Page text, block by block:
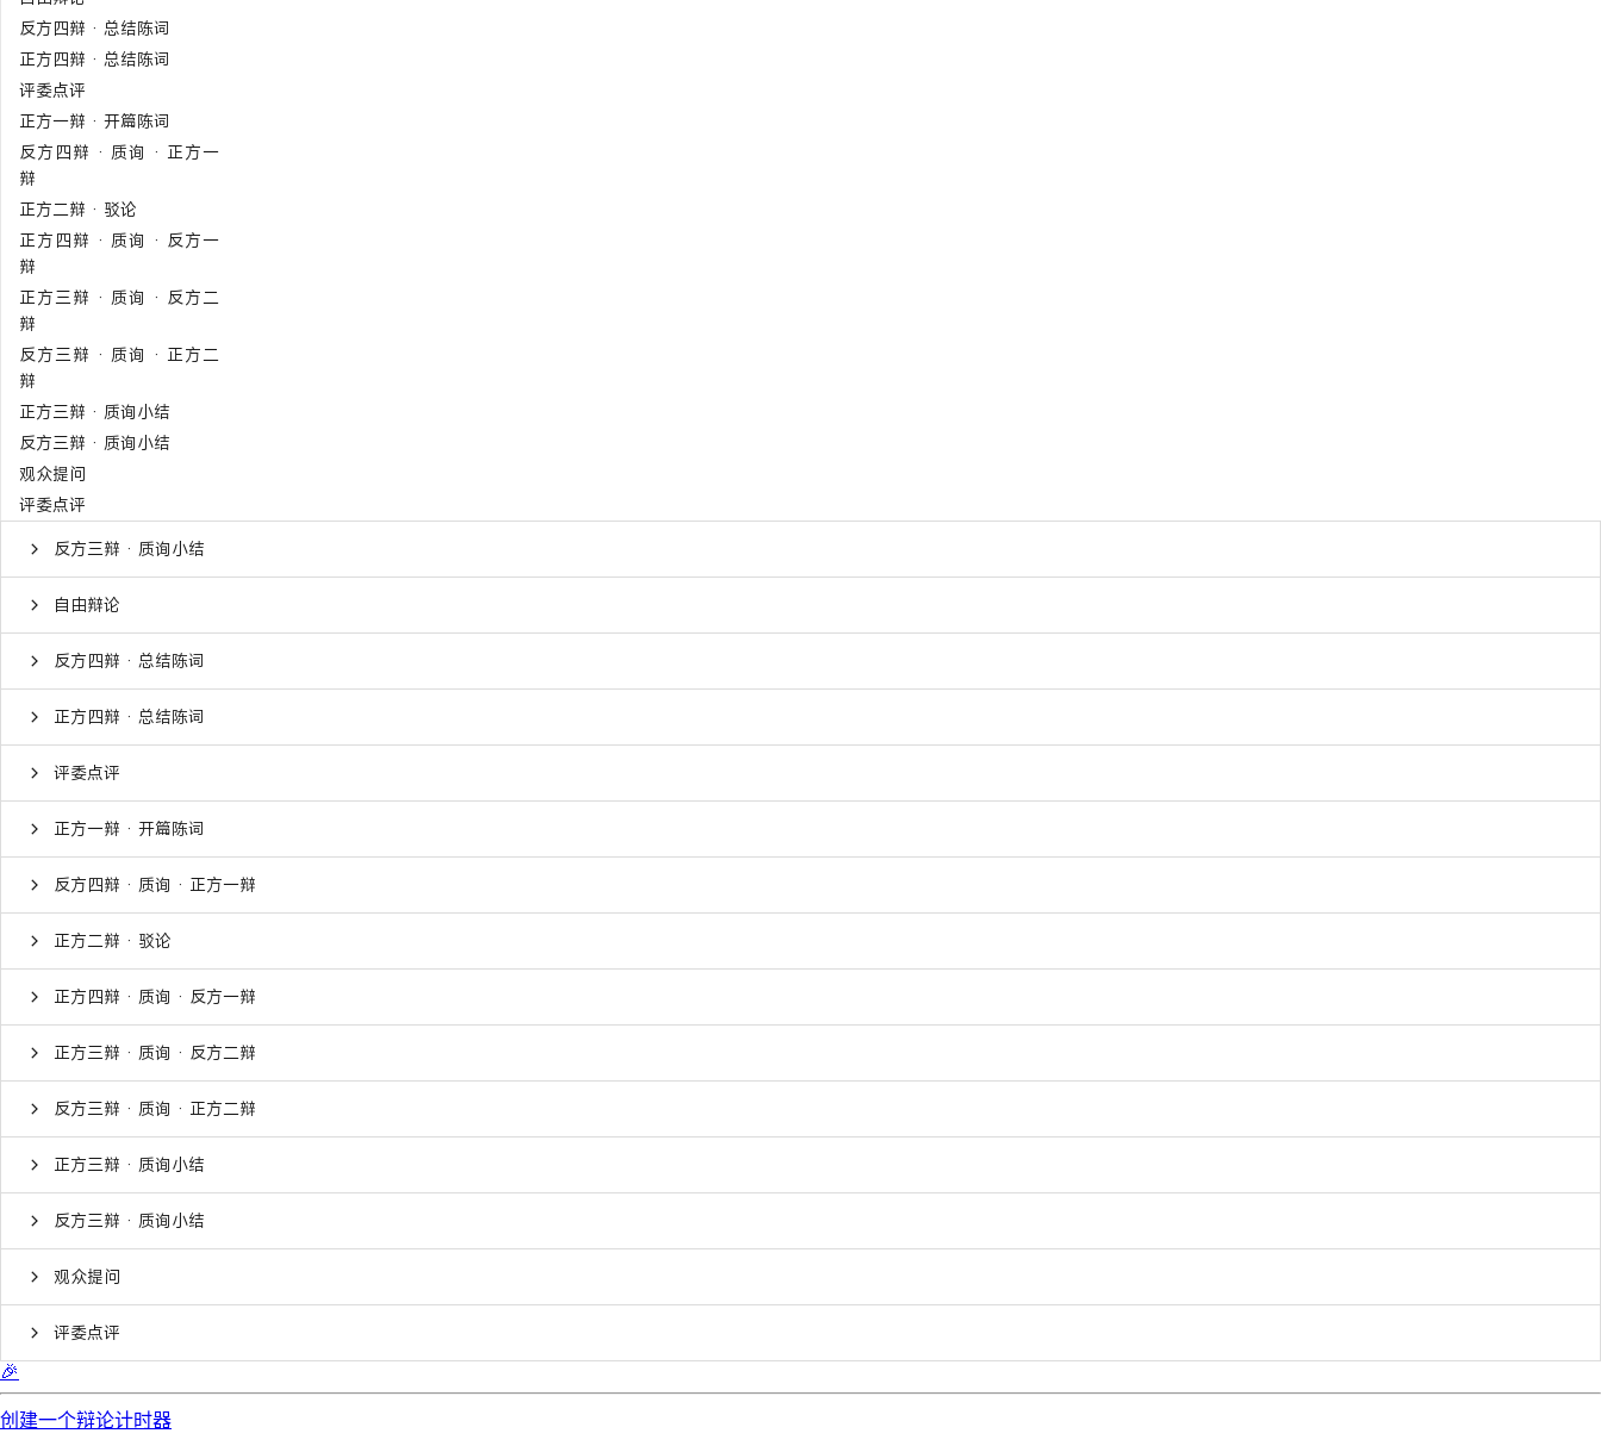
反方四辩 · 总结陈词
正方四辩 · 总结陈词
评委点评
正方一辩 · 开篇陈词
反方四辩 · 质询 · 正方一
辩
正方二辩 · 驳论
正方四辩 · 质询 · 反方一
辩
正方三辩 · 质询 · 反方二
辩
反方三辩 · 质询 · 正方二
辩
正方三辩 · 质询小结
反方三辩 · 质询小结
观众提问
评委点评
反方三辩 · 质询小结
自由辩论
反方四辩 · 总结陈词
正方四辩 · 总结陈词
评委点评
正方一辩 · 开篇陈词
反方四辩 · 质询 · 正方一辩
正方二辩 · 驳论
正方四辩 · 质询 · 反方一辩
正方三辩 · 质询 · 反方二辩
反方三辩 · 质询 · 正方二辩
正方三辩 · 质询小结
反方三辩 · 质询小结
观众提问
评委点评
🎉
创建一个辩论计时器